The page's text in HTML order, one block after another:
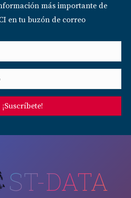
más importante de
en tu buzón de correo
¡Suscríbete!
ST-DATA